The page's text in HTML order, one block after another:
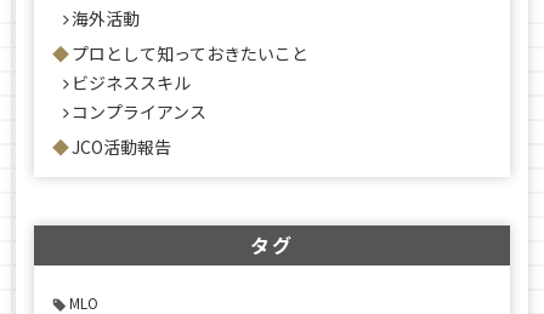
海外活動
プロとして知っておきたいこと
ビジネススキル
コンプライアンス
JCO活動報告
タグ
MLO